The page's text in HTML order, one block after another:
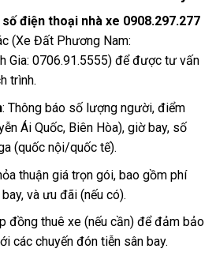
số điện thoại nhà xe 0908.297.277
(Xe Đất Phương Nam:
Gia: 0706.91.5555) để được tư vấn
trình.
: Thông báo số lượng người, điểm
Ái Quốc, Biên Hòa), giờ bay, số
(quốc nội/quốc tế).
thuận giá trọn gói, bao gồm phí
và ưu đãi (nếu có).
đồng thuê xe (nếu cần) để đảm bảo
các chuyến đón tiễn sân bay.